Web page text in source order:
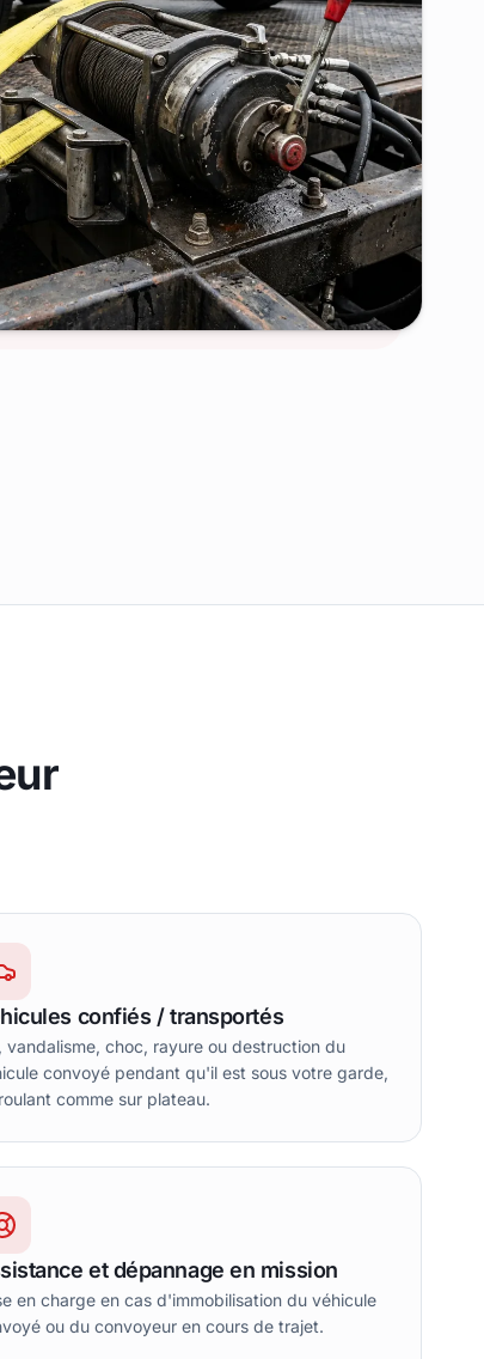
confiés / transportés
vandalisme, choc, rayure ou destruction du
convoyé pendant qu'il est sous votre garde,
comme sur plateau.
et dépannage en mission
en charge en cas d'immobilisation du véhicule
ou du convoyeur en cours de trajet.